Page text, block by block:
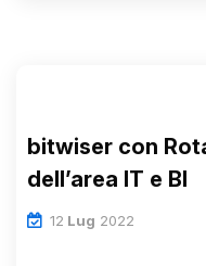
bitwiser con
dell’area IT e BI
12 Lug 2022